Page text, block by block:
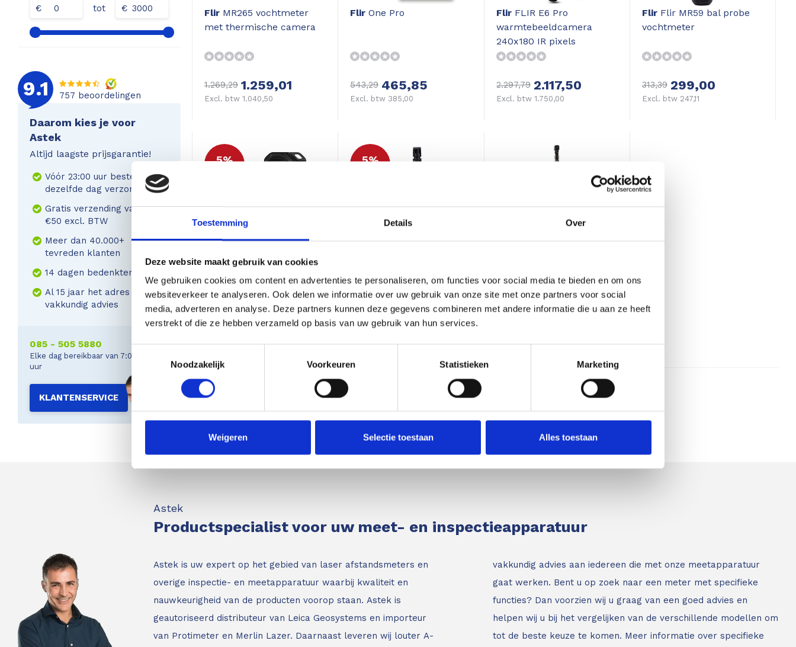
Toestemming Details Over
Deze website maakt gebruik van cookies
We gebruiken cookies om content en advertenties te personaliseren, om functies voor social media te bieden en om ons
websiteverkeer te analyseren. Ook delen we informatie over uw gebruik van onze site met onze partners voor social
media, adverteren en analyse. Deze partners kunnen deze gegevens combineren met andere informatie die u aan ze heeft
verstrekt of die ze hebben verzameld op basis van uw gebruik van hun services.
Noodzakelijk
Voorkeuren Statistieken Marketing
Weigeren Selectie toestaan Alles toestaan
€ tot €
9.1 757 beoordelingen
Daarom kies je voor
Astek
Altijd laagste prijsgarantie!
Vóór 23:00 uur besteld,
dezelfde dag verzonden
Gratis verzending vanaf
€50 excl. BTW
Meer dan 40.000+
tevreden klanten
14 dagen bedenktermijn
Al 15 jaar het adres voor
vakkundig advies
085 - 505 5880
Elke dag bereikbaar van 7:00 tot 22:00
uur
KLANTENSERVICE
Flir MR265 vochtmeter
met thermische camera
1.269,29 1.259,01
Excl. btw 1.040,50
Flir One Pro
543,29 465,85
Excl. btw 385,00
FlirFLIR E6 Pro
warmtebeeldcamera
240x180 IR pixels
2.297,79 2.117,50
Excl. btw 1.750,00
FlirFlir MR59 bal probe
vochtmeter
313,39 299,00
Excl. btw 247,11
5%
warmtebeeldcamera voor
gebouwinspectie met WiFi
603,79 574,75
5%
918,39 869,00
Astek
Productspecialist voor uw meet- en inspectieapparatuur
Astek is uw expert op het gebied van laser afstandsmeters en
overige inspectie- en meetapparatuur waarbij kwaliteit en
nauwkeurigheid van de producten voorop staan. Astek is
geautoriseerd distributeur van Leica Geosystems en importeur
van Protimeter en Merlin Lazer. Daarnaast leveren wij louter A-
vakkundig advies aan iedereen die met onze meetapparatuur
gaat werken. Bent u op zoek naar een meter met specifieke
functies? Dan voorzien wij u graag van een goed advies en
helpen wij u bij het vergelijken van de verschillende modellen om
tot de beste keuze te komen. Meer informatie over specifieke